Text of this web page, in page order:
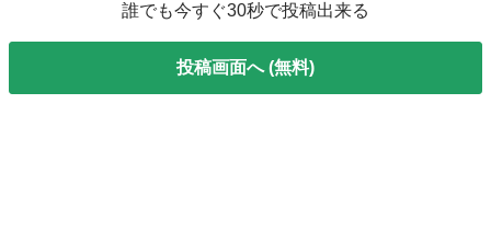
誰でも今すぐ30秒で投稿出来る
投稿画面へ (無料)